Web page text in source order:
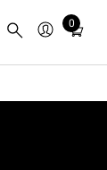
0
Total
cart: